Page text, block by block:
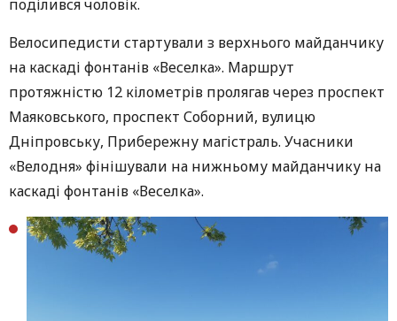
поділився чоловік.
Велосипедисти стартували з верхнього майданчику
на каскаді фонтанів «Веселка». Маршрут
протяжністю 12 кілометрів пролягав через проспект
Маяковського, проспект Соборний, вулицю
Дніпровську, Прибережну магістраль. Учасники
«Велодня» фінішували на нижньому майданчику на
каскаді фонтанів «Веселка».